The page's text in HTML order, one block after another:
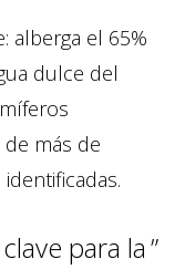
alberga el 65%
dulce del
más de
para la